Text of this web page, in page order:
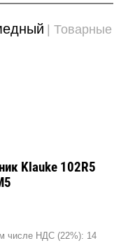
| Товарные
Klauke 102R5
числе НДС (22%): 14